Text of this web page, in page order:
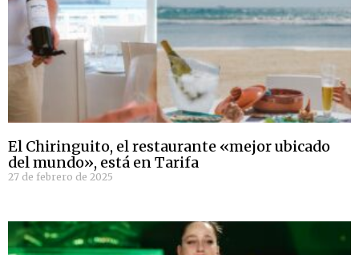
El Chiringuito, el restaurante «mejor ubicado
del mundo», está en Tarifa
27 de febrero de 2025